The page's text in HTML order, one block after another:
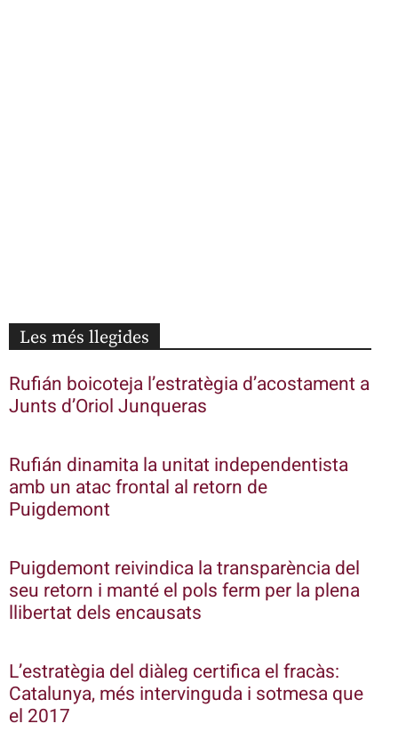
Les més llegides
Rufián boicoteja l’estratègia d’acostament a
Junts d’Oriol Junqueras
Rufián dinamita la unitat independentista
amb un atac frontal al retorn de
Puigdemont
Puigdemont reivindica la transparència del
seu retorn i manté el pols ferm per la plena
llibertat dels encausats
L’estratègia del diàleg certifica el fracàs:
Catalunya, més intervinguda i sotmesa que
el 2017